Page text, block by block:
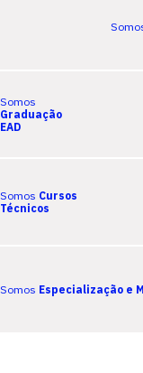
Somos
Graduação
EAD
Somos Cursos
Técnicos
Somos Especialização e